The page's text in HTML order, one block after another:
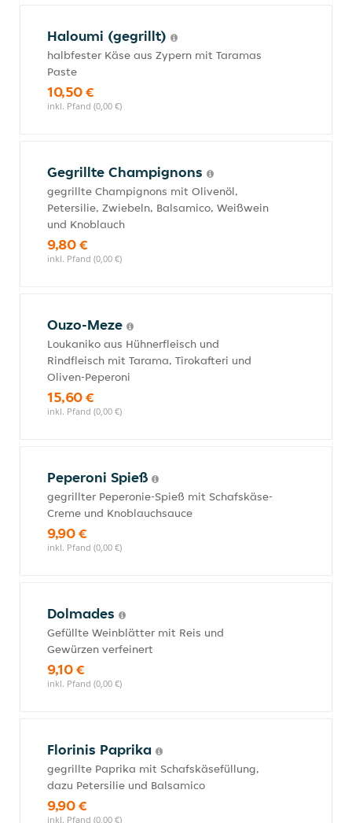
Haloumi (gegrillt)
halbfester Käse aus Zypern mit Taramas
Paste
10,50 €
inkl. Pfand (0,00 €)
Gegrillte Champignons
gegrillte Champignons mit Olivenöl,
Petersilie, Zwiebeln, Balsamico, Weißwein
und Knoblauch
9,80 €
inkl. Pfand (0,00 €)
Ouzo-Meze
Loukaniko aus Hühnerfleisch und
Rindfleisch mit Tarama, Tirokafteri und
Oliven-Peperoni
15,60 €
inkl. Pfand (0,00 €)
Peperoni Spieß
gegrillter Peperonie-Spieß mit Schafskäse-
Creme und Knoblauchsauce
9,90 €
inkl. Pfand (0,00 €)
Dolmades
Gefüllte Weinblätter mit Reis und
Gewürzen verfeinert
9,10 €
inkl. Pfand (0,00 €)
Florinis Paprika
gegrillte Paprika mit Schafskäsefüllung,
dazu Petersilie und Balsamico
9,90 €
inkl. Pfand (0,00 €)